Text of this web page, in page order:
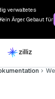
verwaltetes
Ärger. Gebaut für